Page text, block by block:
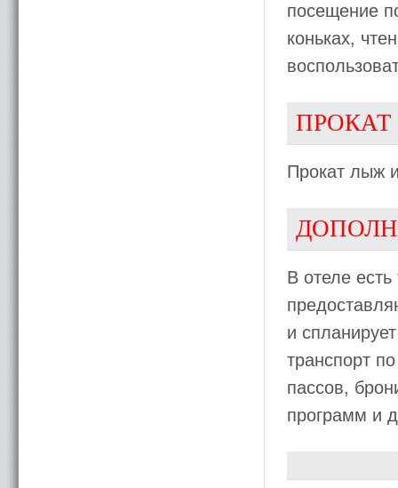
посещение
коньках,
ПРОКАТ
Прокат лыж
В отеле
и
транспорт
пассов,
программ и